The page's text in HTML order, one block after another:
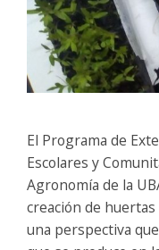
El Programa de
Escolares y
Agronomía de la
creación de
una perspectiva